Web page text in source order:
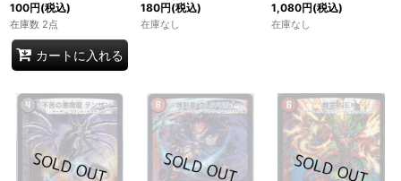
100円(税込)
在庫数 2点
カートに入れる
180円(税込)
在庫なし
1,080円(税込)
在庫なし